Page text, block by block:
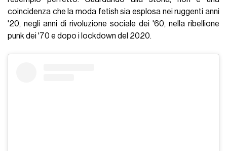
coincidenza che la moda fetish sia esplosa nei ruggenti anni
'20, negli anni di rivoluzione sociale dei '60, nella ribellione
punk dei '70 e dopo i lockdown del 2020.